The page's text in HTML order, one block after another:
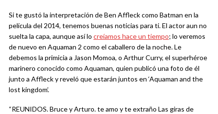
Si te gustó la interpretación de Ben Affleck como Batman en la
película del 2014, tenemos buenas noticias para ti. El actor aun no
suelta la capa, aunque así lo creíamos hace un tiempo; lo veremos
de nuevo en Aquaman 2 como el caballero de la noche. Le
debemos la primicia a Jason Momoa, o Arthur Curry, el superhéroe
marinero conocido como Aquaman, quien publicó una foto de él
junto a Affleck y reveló que estarán juntos en ‘Aquaman and the
lost kingdom’.
“REUNIDOS. Bruce y Arturo. te amo y te extraño Las giras de